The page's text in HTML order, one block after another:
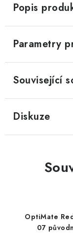
POŠTOVNÉ A
OBCHODNÍ
GDPR
AKUMULÁTORŮ
Popis
Parametry
Související
Diskuze
OptiMate
07